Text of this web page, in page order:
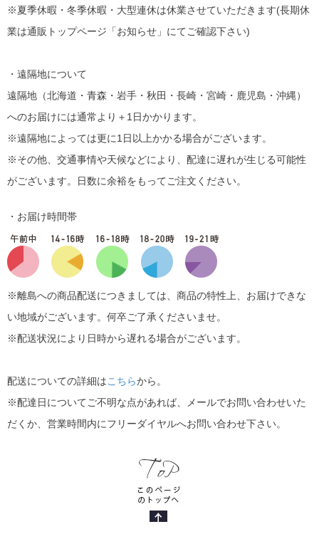
※夏季休暇・冬季休暇・大型連休は休業させていただきます(長期休
業は通販トップページ「お知らせ」にてご確認下さい)
・遠隔地について
遠隔地（北海道・青森・岩手・秋田・長崎・宮崎・鹿児島・沖縄）
へのお届けには通常より＋1日かかります。
※遠隔地によっては更に1日以上かかる場合がございます。
※その他、交通事情や天候などにより、配達に遅れが生じる可能性
がございます。日数に余裕をもってご注文ください。
・お届け時間帯
※離島への商品配送につきましては、商品の特性上、お届けできな
い地域がございます。何卒ご了承くださいませ。
※配送状況により日時から遅れる場合がございます。
配送についての詳細はこちらから。
※配達日についてご不明な点があれば、メールでお問い合わせいた
だくか、営業時間内にフリーダイヤルへお問い合わせ下さい。